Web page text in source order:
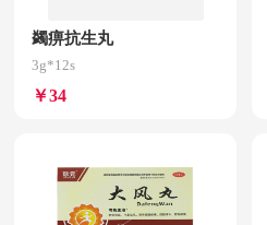
蠲痹抗生丸
3g*12s
￥34